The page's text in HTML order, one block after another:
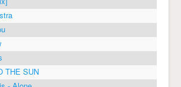
THE SUN